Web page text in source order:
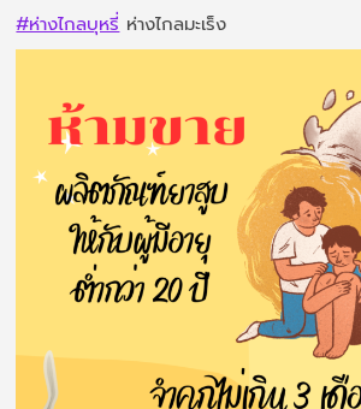
#ห่างไกลบุหรี่ ห่างไกลมะเร็ง